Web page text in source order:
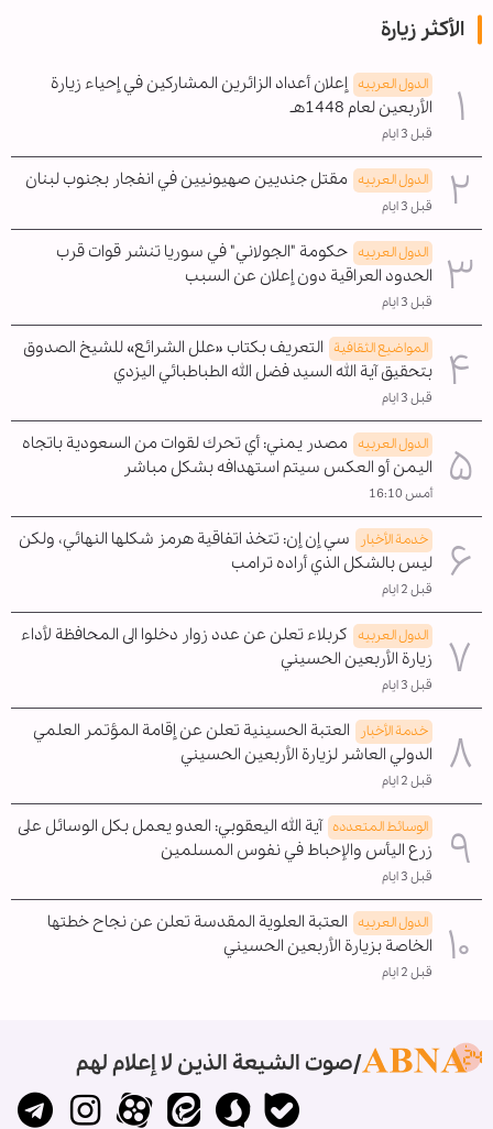
الأكثر زيارة
الدول العربیه إعلان أعداد الزائرين المشاركين في إحياء زيارة
الأربعين لعام 1448هـ
قبل 3 ايام
الدول العربیه مقتل جنديين صهيونيين في انفجار بجنوب لبنان
قبل 3 ايام
الدول العربیه حكومة "الجولاني" في سوريا تنشر قوات قرب
الحدود العراقية دون إعلان عن السبب
قبل 3 ايام
المواضیع الثقافية التعريف بكتاب «علل الشرائع» للشيخ الصدوق
بتحقيق آية الله السيد فضل الله الطباطبائي اليزدي
قبل 3 ايام
الدول العربیه مصدر يمني: أي تحرك لقوات من السعودية باتجاه
اليمن أو العكس سيتم استهدافه بشكل مباشر
أمس 16:10
خدمة الأخبار
سي إن إن: تتخذ اتفاقية هرمز شكلها النهائي، ولكن
ليس بالشكل الذي أراده ترامب
قبل 2 ايام
الدول العربیه كربلاء تعلن عن عدد زوار دخلوا الى المحافظة لأداء
زيارة الأربعين الحسيني
قبل 3 ايام
خدمة الأخبار
العتبة الحسينية تعلن عن إقامة المؤتمر العلمي
الدولي العاشر لزيارة الأربعين الحسيني
قبل 2 ايام
الوسائط المتعدده آية الله اليعقوبي: العدو يعمل بكل الوسائل على
زرع اليأس والإحباط في نفوس المسلمين
قبل 3 ايام
الدول العربیه العتبة العلوية المقدسة تعلن عن نجاح خطتها
الخاصة بزيارة الأربعين الحسيني
قبل 2 ايام
صوت الشيعة الذين لا إعلام لهم